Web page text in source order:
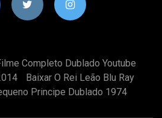
Completo Dublado Youtube
Baixar O Rei Leão Blu Ray
Principe Dublado 1974